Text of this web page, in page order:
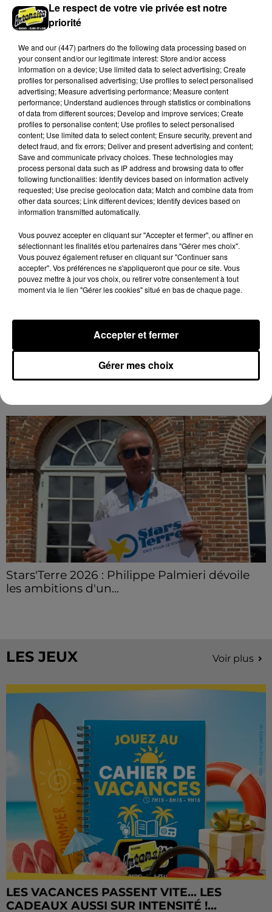
Intégrez le plus grand chœur d'Europe pour
un concert exceptionnel...
Vous pouvez donner de la voix en devenant choriste
pour un concert à venir au Colisée.
A LA UNE Voir plus
Des tentatives de fraudes à Mainvilliers
Des personnes malveillantes tentent de voler vos
informations personnelles.
Stars'Terre 2026 : Philippe Palmieri dévoile
les ambitions d'un...
LES JEUX Voir plus
LES VACANCES PASSENT VITE... LES
CADEAUX AUSSI SUR INTENSITÉ !...
Le respect de votre vie privée est notre
priorité
We and our (447) partnersdo the following data processing based on
your consent and/or our legitimate interest: Store and/or access
information on a device; Use limited data to select advertising; Create
profiles for personalised advertising; Use profiles to select personalised
advertising; Measure advertising performance; Measure content
performance; Understand audiences through statistics or combinations
of data from different sources; Develop and improve services; Create
profiles to personalise content; Use profiles to select personalised
content; Use limited data to select content; Ensure security, prevent and
detect fraud, and fix errors; Deliver and present advertising and content;
Save and communicate privacy choices. These technologies may
process personal data such as IP address and browsing data to offer
following functionalities: Identify devices based on information actively
requested; Use precise geolocation data; Match and combine data from
other data sources; Link different devices; Identify devices based on
information transmitted automatically.
Vous pouvez accepter en cliquant sur "Accepter et fermer", ou affiner en
sélectionnant les finalités et/ou partenaires dans "Gérer mes choix".
Vous pouvez également refuser en cliquant sur "Continuer sans
accepter". Vos préférences ne s'appliqueront que pour ce site. Vous
pouvez mettre à jour vos choix, ou retirer votre consentement à tout
moment via le lien "Gérer les cookies" situé en bas de chaque page.
Gérer mes choix
Accepter et fermer